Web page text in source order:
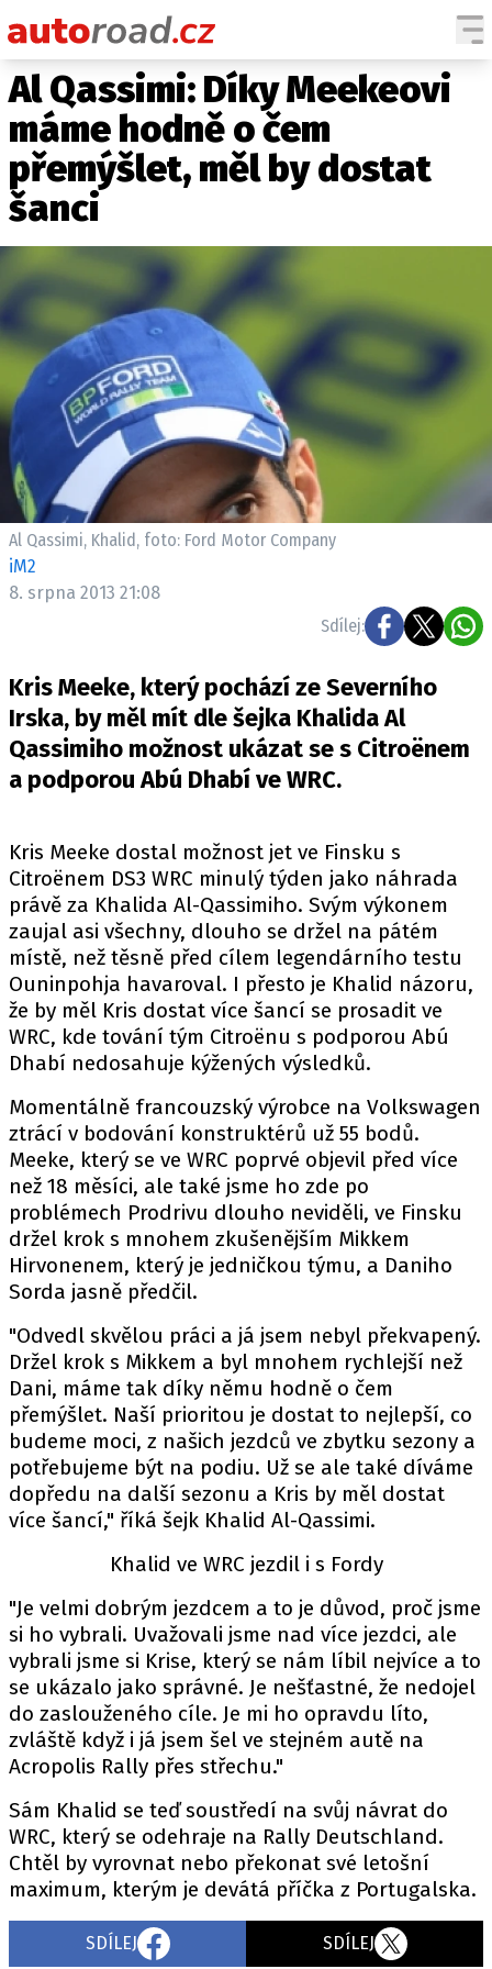
AUTA
TESTY AUT
NOVINKY
HISTORIE
ZAJÍMAVOSTI
TECHNIKA
EKONOMIKA
ČESKÝ TRH
TUNING
PROFI
ELEKTRO
TESTY ELEKTROMOBILŮ
TRH S ELEKTROMOBILY
OSTATNÍ
TISKOVKY
ROZHOVORY
Z DOMOVA
ZE SVĚTA
MOTORSPORT
PIT LANE
ČEŠI V AKCI
FIA CEZ & POHÁRY
SLEDUJTE NÁS NA
Máte příběh, fotku nebo video?
Pošlete e-mail na autoroad.cz
ETICKÝ KODEX
KONTAKT
VYDAVATEL
INZERCE
OSOBNÍ ÚDAJE / COOKIES
Provozovatelem serveru autoroad.cz je
Al Qassimi: Díky Meekeovi
máme hodně o čem
přemýšlet, měl by dostat
šanci
Al Qassimi, Khalid, foto: Ford Motor Company
iM2
8. srpna 2013 21:08
Sdílej:
Kris Meeke, který pochází ze Severního
Irska, by měl mít dle šejka Khalida Al
Qassimiho možnost ukázat se s Citroënem
a podporou Abú Dhabí ve WRC.
Kris Meeke dostal možnost jet ve Finsku s
Citroënem DS3 WRC minulý týden jako náhrada
právě za Khalida Al-Qassimiho. Svým výkonem
zaujal asi všechny, dlouho se držel na pátém
místě, než těsně před cílem legendárního testu
Ouninpohja havaroval. I přesto je Khalid názoru,
že by měl Kris dostat více šancí se prosadit ve
WRC, kde tování tým Citroënu s podporou Abú
Dhabí nedosahuje kýžených výsledků.
Momentálně francouzský výrobce na Volkswagen
ztrácí v bodování konstruktérů už 55 bodů.
Meeke, který se ve WRC poprvé objevil před více
než 18 měsíci, ale také jsme ho zde po
problémech Prodrivu dlouho neviděli, ve Finsku
držel krok s mnohem zkušenějším Mikkem
Hirvonenem, který je jedničkou týmu, a Daniho
Sorda jasně předčil.
"Odvedl skvělou práci a já jsem nebyl překvapený.
Držel krok s Mikkem a byl mnohem rychlejší než
Dani, máme tak díky němu hodně o čem
přemýšlet. Naší prioritou je dostat to nejlepší, co
budeme moci, z našich jezdců ve zbytku sezony a
potřebujeme být na podiu. Už se ale také díváme
dopředu na další sezonu a Kris by měl dostat
více šancí," říká šejk Khalid Al-Qassimi.
Khalid ve WRC jezdil i s Fordy
"Je velmi dobrým jezdcem a to je důvod, proč jsme
si ho vybrali. Uvažovali jsme nad více jezdci, ale
vybrali jsme si Krise, který se nám líbil nejvíce a to
se ukázalo jako správné. Je nešťastné, že nedojel
do zaslouženého cíle. Je mi ho opravdu líto,
zvláště když i já jsem šel ve stejném autě na
Acropolis Rally přes střechu."
Sám Khalid se teď soustředí na svůj návrat do
WRC, který se odehraje na Rally Deutschland.
Chtěl by vyrovnat nebo překonat své letošní
maximum, kterým je devátá příčka z Portugalska.
SDÍLEJ SDÍLEJ